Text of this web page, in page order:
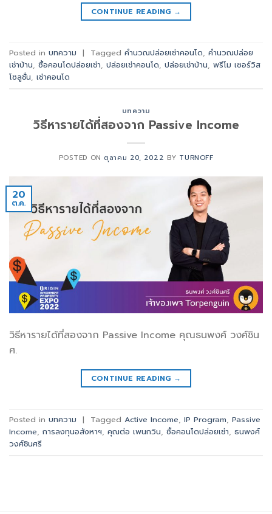
CONTINUE READING →
Posted in บทความ | Tagged คำนวณปล่อยเช่าคอนโด, คำนวณปล่อย
เช่าบ้าน, ซื้อคอนโดปล่อยเช่า, ปล่อยเช่าคอนโด, ปล่อยเช่าบ้าน, พรีโม เซอร์วิส
โซลูชั่น, เช่าคอนโด
บทความ
วิธีหารายได้ที่สองจาก Passive Income
POSTED ON ตุลาคม 20, 2022 BY TURNOFF
20
ต.ค.
วิธีหารายได้ที่สองจาก Passive Income คุณธนพงศ์ วงศ์ชิน
ศ.
CONTINUE READING →
Posted in บทความ | Tagged Active Income, IP Program, Passive
Income, การลงทุนอสังหาฯ, คุณต่อ เพนกวิน, ซื้อคอนโดปล่อยเช่า, ธนพงศ์
วงศ์ชินศรี